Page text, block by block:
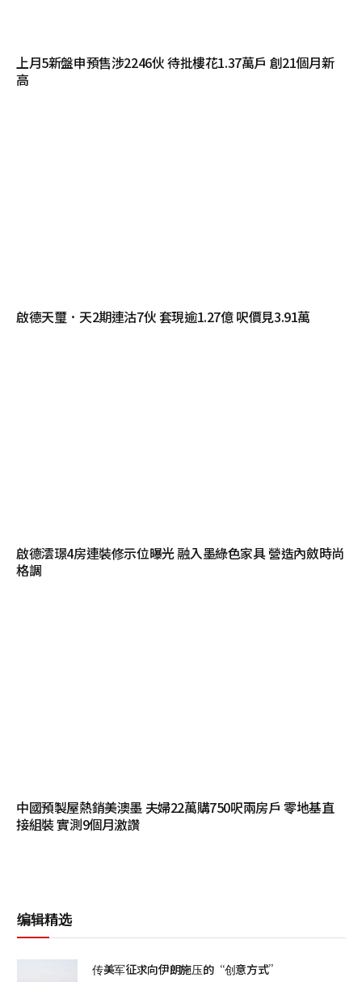
上月5新盤申預售涉2246伙 待批樓花1.37萬戶 創21個月新
高
啟德天璽．天2期連沽7伙 套現逾1.27億 呎價見3.91萬
啟德澐璟4房連裝修示位曝光 融入墨綠色家具 營造內斂時尚
格調
中國預製屋熱銷美澳墨 夫婦22萬購750呎兩房戶 零地基直
接組裝 實測9個月激讚
编辑精选
传美军征求向伊朗施压的“创意方式”